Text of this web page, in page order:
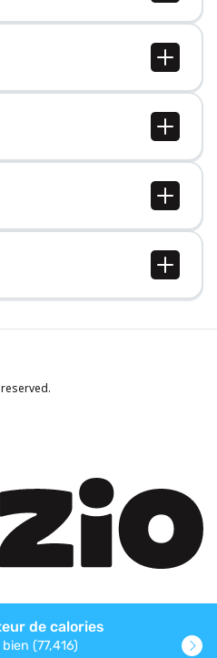
de calories
(77,416)